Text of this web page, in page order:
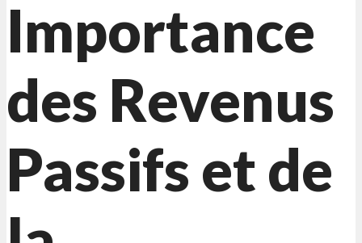
Importance
des Revenus
Passifs et de